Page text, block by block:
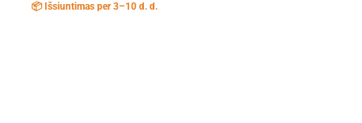
📦 Išsiuntimas per 3–10 d. d.